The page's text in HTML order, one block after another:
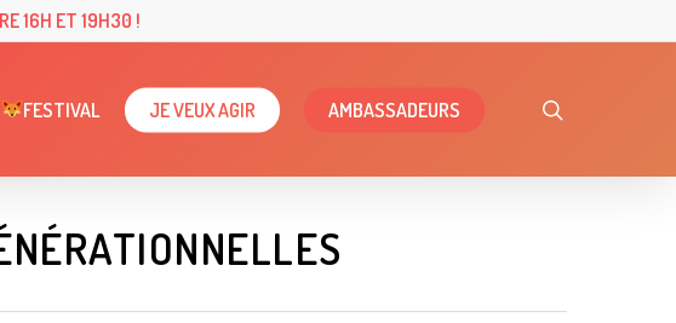
16H ET 19H30 !
FESTIVAL JE VEUX AGIR AMBASSADEURS